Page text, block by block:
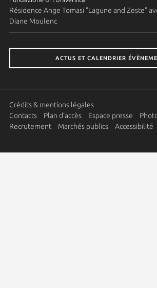
Résidence Ange Tomasi "Lagune and Zeste"
Diane Moulenc
ACTUS ET CALENDRIER
Crédits & mentions légales
Contacts
Plan d'accès Espace presse
Recrutement
Marchés publics Accessibilité